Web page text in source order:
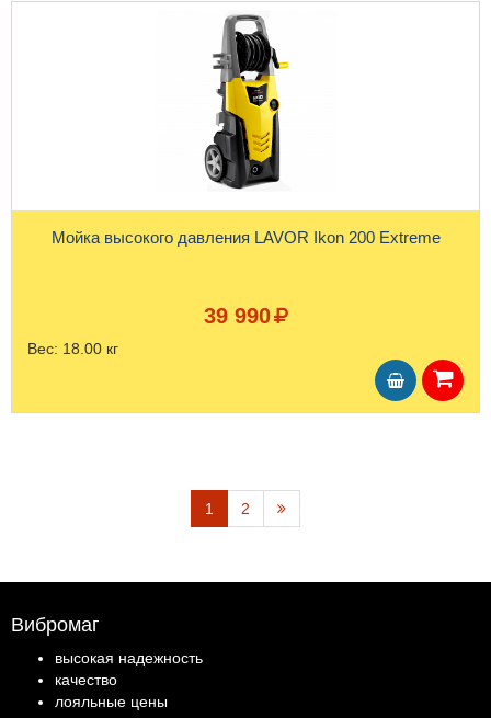
Мойка высокого давления LAVOR Ikon 200 Extreme
39 990
Вес: 18.00 кг
1 2
Вибромаг
высокая надежность
качество
лояльные цены